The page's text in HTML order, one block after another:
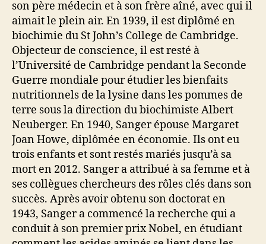
son père médecin et à son frère aîné, avec qui il
aimait le plein air. En 1939, il est diplômé en
biochimie du St John’s College de Cambridge.
Objecteur de conscience, il est resté à
l’Université de Cambridge pendant la Seconde
Guerre mondiale pour étudier les bienfaits
nutritionnels de la lysine dans les pommes de
terre sous la direction du biochimiste Albert
Neuberger. En 1940, Sanger épouse Margaret
Joan Howe, diplômée en économie. Ils ont eu
trois enfants et sont restés mariés jusqu’à sa
mort en 2012. Sanger a attribué à sa femme et à
ses collègues chercheurs des rôles clés dans son
succès. Après avoir obtenu son doctorat en
1943, Sanger a commencé la recherche qui a
conduit à son premier prix Nobel, en étudiant